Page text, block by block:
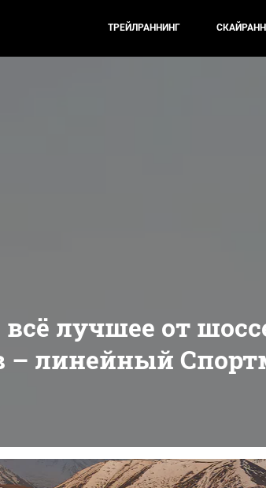
ТРЕЙЛРАННИНГ
лучшее от
– линейный